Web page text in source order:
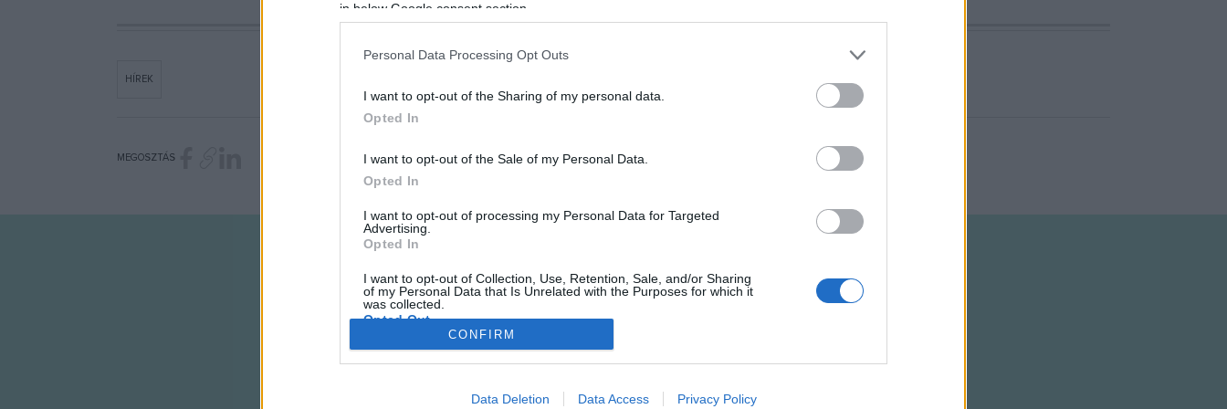
in below Google consent section.
Personal Data Processing Opt Outs
I want to opt-out of the Sharing of my personal data.
Opted In
I want to opt-out of the Sale of my Personal Data.
Opted In
I want to opt-out of processing my Personal Data for Targeted
Advertising.
Opted In
I want to opt-out of Collection, Use, Retention, Sale, and/or Sharing
of my Personal Data that Is Unrelated with the Purposes for which it
was collected.
Opted Out
Google consents
I want to allow Google to enable storage related to advertising like cookies on
CONFIRM
Data Deletion Data Access Privacy Policy
HÍREK
MEGOSZTÁS